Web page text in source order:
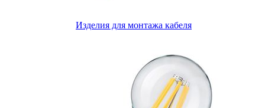
Изделия для монтажа кабеля